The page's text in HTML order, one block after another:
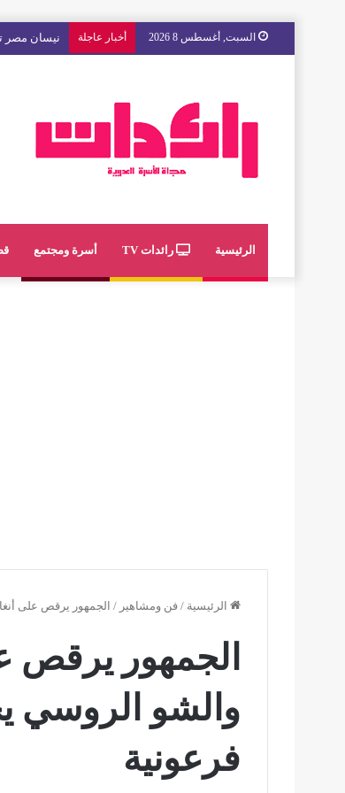
السبت, أغسطس 8 2026 أخبار عاجلة مع « The Next Ad » ، إنوي يُسند حملته الإعلانية المقبلة إلى الشباب المغربي
الرئيسية رائدات TV أسرة ومجتمع
الرئيسية / فن ومشاهير / الجمهور يرقص على
الجمهور يرقص
والشو الروسي
فرعونية